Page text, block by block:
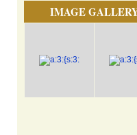
IMAGE